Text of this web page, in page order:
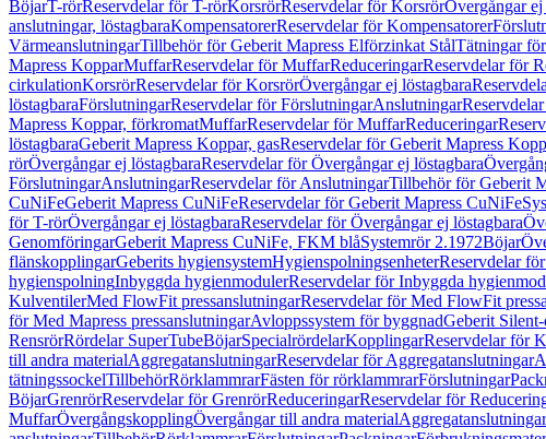
BöjarT-rörReservdelar för T-rörKorsrörReservdelar för KorsrörÖvergångar ej
anslutningar, löstagbaraKompensatorerReservdelar för Kompensatorer
VärmeanslutningarTillbehör för Geberit Mapress Elförzinkat StålTätningar
Mapress KopparMuffarReservdelar för MuffarReduceringarReservdelar för
cirkulationKorsrörReservdelar för KorsrörÖvergångar ej löstagbara
löstagbaraFörslutningarReservdelar för FörslutningarAnslutningar
Mapress Koppar, förkromatMuffarReservdelar för MuffarReduceringar
löstagbaraGeberit Mapress Koppar, gasReservdelar för Geberit Mapress
rörÖvergångar ej löstagbaraReservdelar för Övergångar ej löstagbara
FörslutningarAnslutningarReservdelar för AnslutningarTillbehör för Geberit
CuNiFeGeberit Mapress CuNiFeReservdelar för Geberit Mapress CuNiFe
för T-rörÖvergångar ej löstagbaraReservdelar för Övergångar ej löstagbara
GenomföringarGeberit Mapress CuNiFe, FKM blåSystemrör 2.1972Böjar
flänskopplingarGeberits hygiensystemHygienspolningsenheterReservdelar
hygienspolningInbyggda hygienmodulerReservdelar för Inbyggda
KulventilerMed FlowFit pressanslutningarReservdelar för Med FlowFit
för Med Mapress pressanslutningarAvloppssystem för byggnadGeberit
RensrörRördelar SuperTubeBöjarSpecialrördelarKopplingarReservdelar för
till andra materialAggregatanslutningarReservdelar för Aggregatanslutningar
tätningssockelTillbehörRörklammrarFästen för rörklammrarFörslutningar
BöjarGrenrörReservdelar för GrenrörReduceringarReservdelar för
MuffarÖvergångskopplingÖvergångar till andra materialAggregatanslutningar